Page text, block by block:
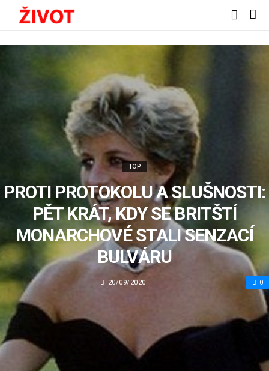
TOP
PROTI PROTOKOLU A SLUŠNOSTI:
PĚT KRÁT, KDY SE BRITŠTÍ
MONARCHOVÉ STALI SENZACÍ
BULVÁRU
20/09/2020 0